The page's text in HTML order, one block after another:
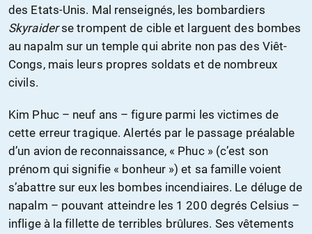
des Etats-Unis. Mal renseignés, les bombardiers
Skyraiderse trompent de cible et larguent des bombes
au napalm sur un temple qui abrite non pas des Viêt-
Congs, mais leurs propres soldats et de nombreux
civils.
Kim Phuc – neuf ans – figure parmi les victimes de
cette erreur tragique. Alertés par le passage préalable
d’un avion de reconnaissance, « Phuc » (c’est son
prénom qui signifie « bonheur ») et sa famille voient
s’abattre sur eux les bombes incendiaires. Le déluge de
napalm – pouvant atteindre les 1 200 degrés Celsius –
inflige à la fillette de terribles brûlures. Ses vêtements